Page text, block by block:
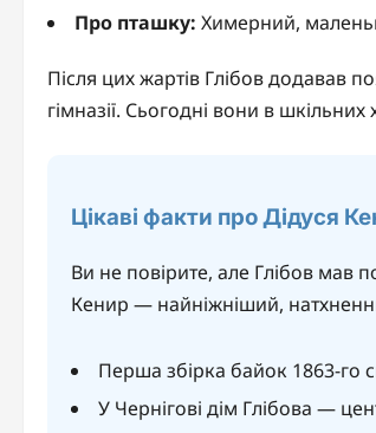
Про пташку: Химерний,
Після цих жартів Глібов додавав
гімназії. Сьогодні вони в
Цікаві факти про Дідуся
Ви не повірите, але Глібов мав
Кенир — найніжніший,
Перша збірка байок 1863-го
У Чернігові дім Глібова —